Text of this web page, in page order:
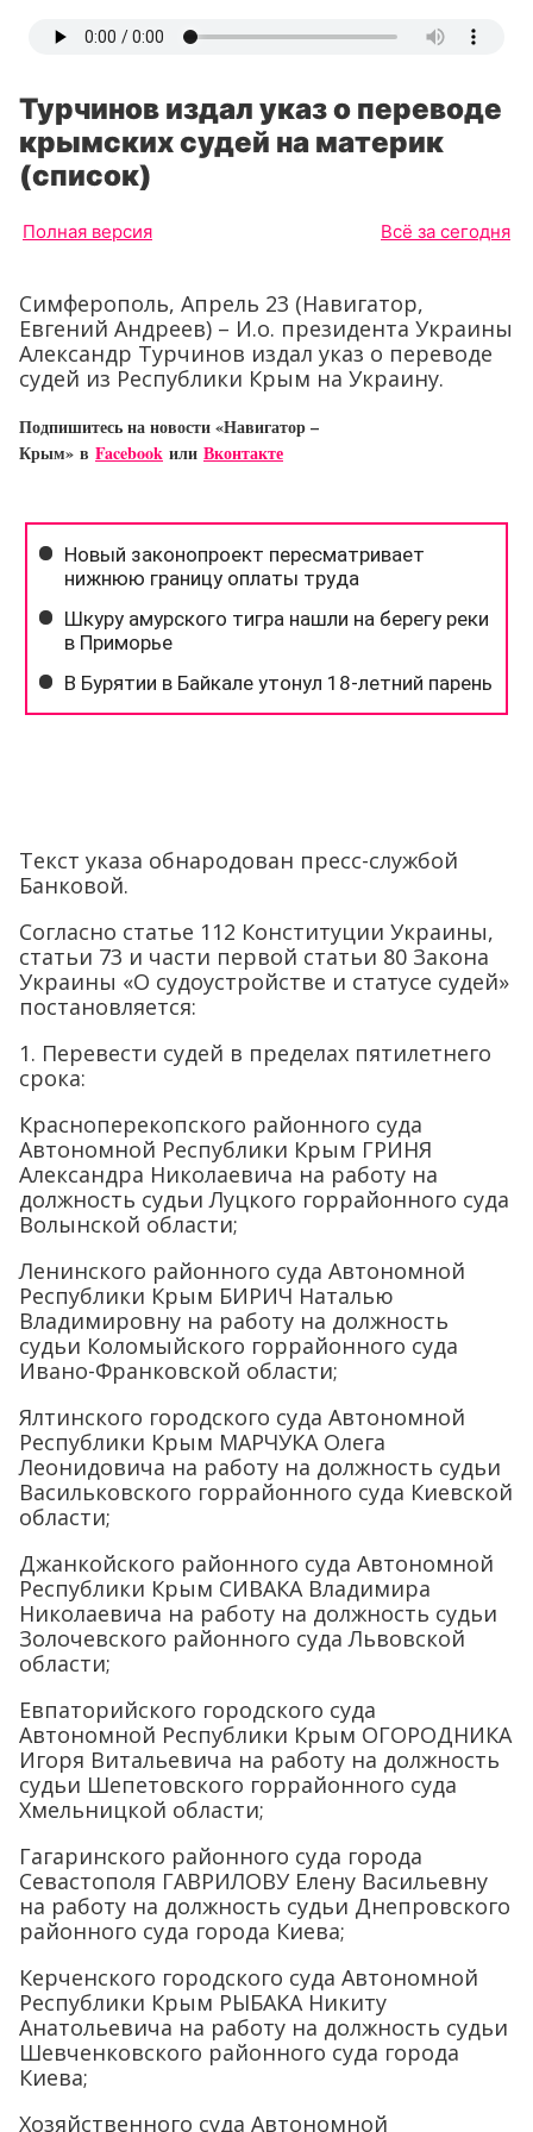
Турчинов издал указ о переводе
крымских судей на материк
(список)
Полная версия Всё за сегодня
Симферополь, Апрель 23 (Навигатор,
Евгений Андреев) – И.о. президента Украины
Александр Турчинов издал указ о переводе
судей из Республики Крым на Украину.
Подпишитесь на новости «Навигатор –
Крым» в Facebook или Вконтакте
Текст указа обнародован пресс-службой
Банковой.
Согласно статье 112 Конституции Украины,
статьи 73 и части первой статьи 80 Закона
Украины «О судоустройстве и статусе судей»
постановляется:
1. Перевести судей в пределах пятилетнего
срока:
Красноперекопского районного суда
Автономной Республики Крым ГРИНЯ
Александра Николаевича на работу на
должность судьи Луцкого горрайонного суда
Волынской области;
Ленинского районного суда Автономной
Республики Крым БИРИЧ Наталью
Владимировну на работу на должность
судьи Коломыйского горрайонного суда
Ивано-Франковской области;
Ялтинского городского суда Автономной
Республики Крым МАРЧУКА Олега
Леонидовича на работу на должность судьи
Васильковского горрайонного суда Киевской
области;
Джанкойского районного суда Автономной
Республики Крым СИВАКА Владимира
Николаевича на работу на должность судьи
Золочевского районного суда Львовской
области;
Евпаторийского городского суда
Автономной Республики Крым ОГОРОДНИКА
Игоря Витальевича на работу на должность
судьи Шепетовского горрайонного суда
Хмельницкой области;
Гагаринского районного суда города
Севастополя ГАВРИЛОВУ Елену Васильевну
на работу на должность судьи Днепровского
районного суда города Киева;
Керченского городского суда Автономной
Республики Крым РЫБАКА Никиту
Анатольевича на работу на должность судьи
Шевченковского районного суда города
Киева;
Хозяйственного суда Автономной